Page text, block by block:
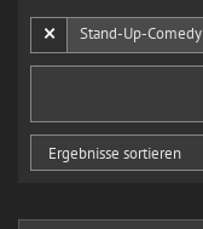
× Stand-Up-Comedy